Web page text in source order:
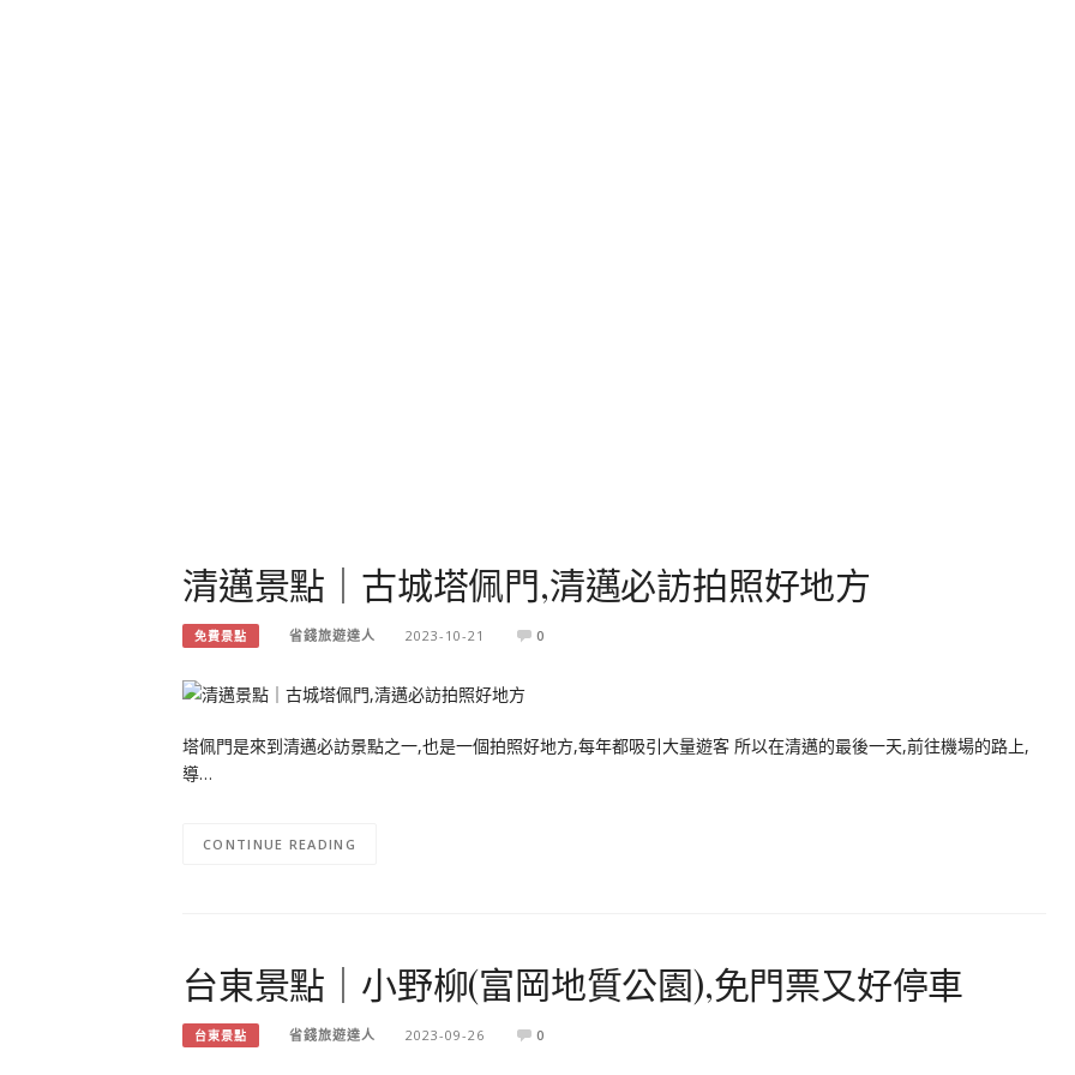
清邁景點｜古城塔佩門,清邁必訪拍照好地方
免費景點 省錢旅遊達人 2023-10-21 0
塔佩門是來到清邁必訪景點之一,也是一個拍照好地方,每年都吸引大量遊客 所以在清邁的最後一天,前往機場的路上,
導…
CONTINUE READING
台東景點｜小野柳(富岡地質公園),免門票又好停車
台東景點 省錢旅遊達人 2023-09-26 0